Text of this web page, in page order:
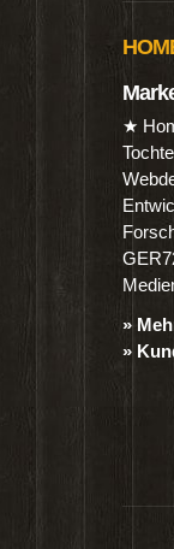
★
»
»